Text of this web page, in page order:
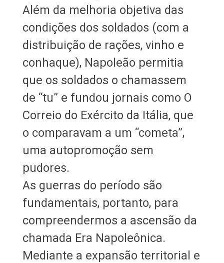
Além da melhoria objetiva das
condições dos soldados (com a
distribuição de rações, vinho e
conhaque), Napoleão permitia
que os soldados o chamassem
de “tu” e fundou jornais como O
Correio do Exército da Itália, que
o comparavam a um “cometa”,
uma autopromoção sem
pudores.
As guerras do período são
fundamentais, portanto, para
compreendermos a ascensão da
chamada Era Napoleônica.
Mediante a expansão territorial e